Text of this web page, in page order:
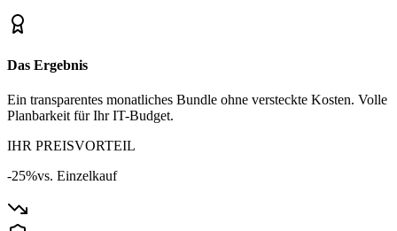
Das Ergebnis
Ein transparentes monatliches Bundle ohne versteckte Kosten. Volle
Planbarkeit für Ihr IT-Budget.
IHR PREISVORTEIL
-25%vs. Einzelkauf